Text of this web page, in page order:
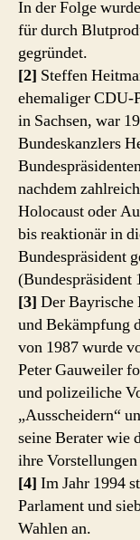
In der Folge
für durch
gegründet.
[2] Steffen
ehemaliger CDU-
in Sachsen, war
Bundeskanzlers
nachdem
Holocaust oder
bis reaktionär in
Bundespräsident
(Bundespräsident
[3] Der Bayrische
und Bekämpfung
von 1987 wurde
Peter Gauweiler
und polizeiliche
„Ausscheidern“
seine Berater wie
ihre
[4] Im Jahr 1994
Parlament und
Wahlen an.